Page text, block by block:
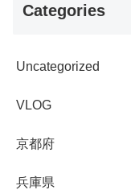
Categories
Uncategorized
VLOG
京都府
兵庫県